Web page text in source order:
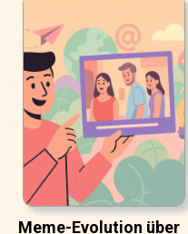
Meme-Evolution über